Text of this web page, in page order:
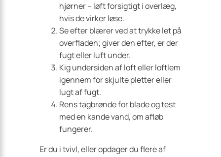
hjørner – løft forsigtigt i overlæg,
hvis de virker løse.
Se efter blærer ved at trykke let på
overfladen; giver den efter, er der
fugt eller luft under.
Kig undersiden af loft eller loftlem
igennem for skjulte pletter eller
lugt af fugt.
Rens tagbrønde for blade og test
med en kande vand, om afløb
fungerer.
Er du i tvivl, eller opdager du flere af